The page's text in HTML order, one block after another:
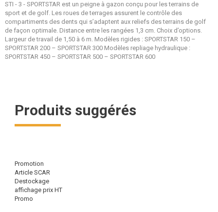
STI - 3 - SPORTSTAR est un peigne à gazon conçu pour les terrains de
sport et de golf. Les roues de terrages assurent le contrôle des
compartiments des dents qui s’adaptent aux reliefs des terrains de golf
de façon optimale. Distance entre les rangées 1,3 cm. Choix d’options.
Largeur de travail de 1,50 à 6 m. Modèles rigides : SPORTSTAR 150 –
SPORTSTAR 200 – SPORTSTAR 300 Modèles repliage hydraulique :
SPORTSTAR 450 – SPORTSTAR 500 – SPORTSTAR 600
Produits suggérés
Promotion
Article SCAR
Destockage
affichage prix HT
Promo